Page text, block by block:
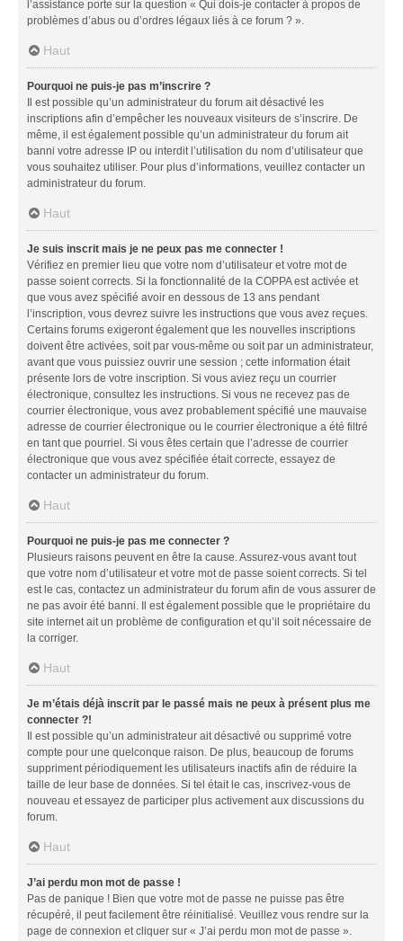
l’assistance porte sur la question « Qui dois-je contacter à propos de
problèmes d’abus ou d’ordres légaux liés à ce forum ? ».
Haut
Pourquoi ne puis-je pas m’inscrire ?
Il est possible qu’un administrateur du forum ait désactivé les
inscriptions afin d’empêcher les nouveaux visiteurs de s’inscrire. De
même, il est également possible qu’un administrateur du forum ait
banni votre adresse IP ou interdit l’utilisation du nom d’utilisateur que
vous souhaitez utiliser. Pour plus d’informations, veuillez contacter un
administrateur du forum.
Haut
Je suis inscrit mais je ne peux pas me connecter !
Vérifiez en premier lieu que votre nom d’utilisateur et votre mot de
passe soient corrects. Si la fonctionnalité de la COPPA est activée et
que vous avez spécifié avoir en dessous de 13 ans pendant
l’inscription, vous devrez suivre les instructions que vous avez reçues.
Certains forums exigeront également que les nouvelles inscriptions
doivent être activées, soit par vous-même ou soit par un administrateur,
avant que vous puissiez ouvrir une session ; cette information était
présente lors de votre inscription. Si vous aviez reçu un courrier
électronique, consultez les instructions. Si vous ne recevez pas de
courrier électronique, vous avez probablement spécifié une mauvaise
adresse de courrier électronique ou le courrier électronique a été filtré
en tant que pourriel. Si vous êtes certain que l’adresse de courrier
électronique que vous avez spécifiée était correcte, essayez de
contacter un administrateur du forum.
Haut
Pourquoi ne puis-je pas me connecter ?
Plusieurs raisons peuvent en être la cause. Assurez-vous avant tout
que votre nom d’utilisateur et votre mot de passe soient corrects. Si tel
est le cas, contactez un administrateur du forum afin de vous assurer de
ne pas avoir été banni. Il est également possible que le propriétaire du
site internet ait un problème de configuration et qu’il soit nécessaire de
la corriger.
Haut
Je m’étais déjà inscrit par le passé mais ne peux à présent plus me
connecter ?!
Il est possible qu’un administrateur ait désactivé ou supprimé votre
compte pour une quelconque raison. De plus, beaucoup de forums
suppriment périodiquement les utilisateurs inactifs afin de réduire la
taille de leur base de données. Si tel était le cas, inscrivez-vous de
nouveau et essayez de participer plus activement aux discussions du
forum.
Haut
J’ai perdu mon mot de passe !
Pas de panique ! Bien que votre mot de passe ne puisse pas être
récupéré, il peut facilement être réinitialisé. Veuillez vous rendre sur la
page de connexion et cliquer sur « J’ai perdu mon mot de passe ».